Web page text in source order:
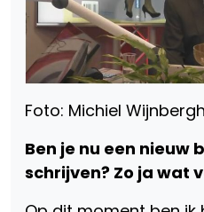
Foto: Michiel Wijnbergh
Ben je nu een nieuw
schrijven? Zo ja wat